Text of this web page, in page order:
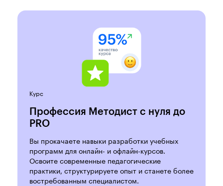
Курс
Профессия Методист с нуля до
PRO
Вы прокачаете навыки разработки учебных
программ для онлайн- и офлайн-курсов.
Освоите современные педагогические
практики, структурируете опыт и станете более
востребованным специалистом.